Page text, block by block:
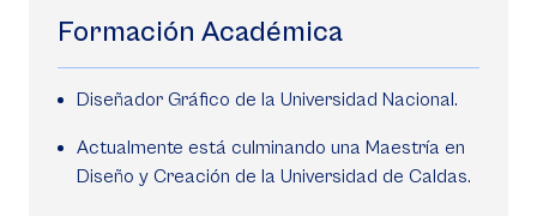
Formación Académica
Diseñador Gráfico de la Universidad Nacional.
Actualmente está culminando una Maestría en
Diseño y Creación de la Universidad de Caldas.